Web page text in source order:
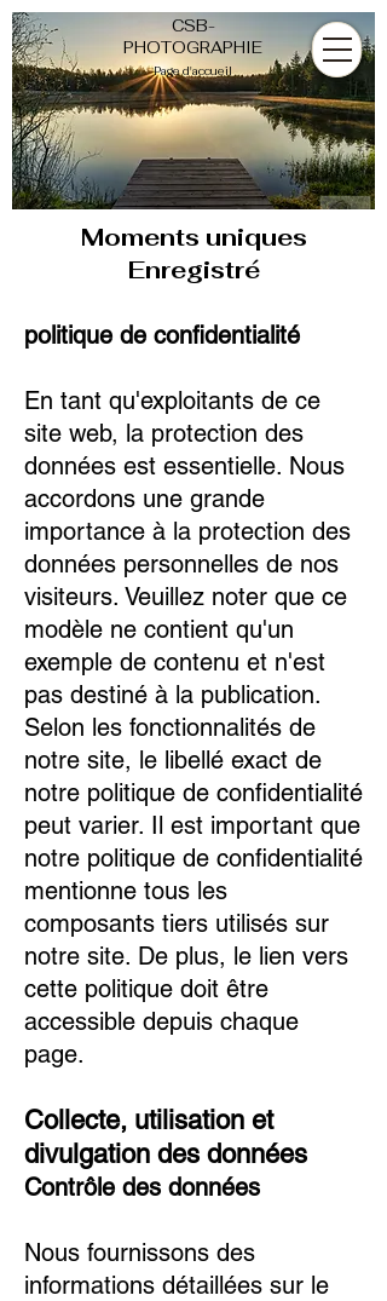
Moments uniques
Enregistré
CSB-
PHOTOGRAPHIE
Page d'accueil
politique de confidentialité
En tant qu'exploitants de ce
site web, la protection des
données est essentielle. Nous
accordons une grande
importance à la protection des
données personnelles de nos
visiteurs. Veuillez noter que ce
modèle ne contient qu'un
exemple de contenu et n'est
pas destiné à la publication.
Selon les fonctionnalités de
notre site, le libellé exact de
notre politique de confidentialité
peut varier. Il est important que
notre politique de confidentialité
mentionne tous les
composants tiers utilisés sur
notre site. De plus, le lien vers
cette politique doit être
accessible depuis chaque
page.
Collecte, utilisation et
divulgation des données
Contrôle des données
Nous fournissons des
informations détaillées sur le